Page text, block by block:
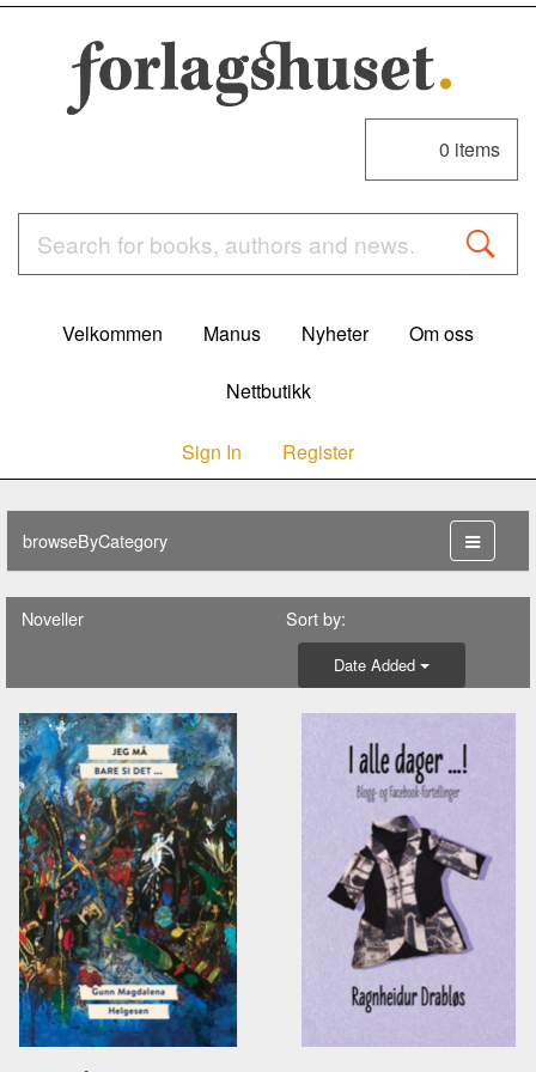
0 items
Velkommen Manus Nyheter Om oss
Nettbutikk
Sign In Register
browseByCategory
Noveller Sort by:
Date Added